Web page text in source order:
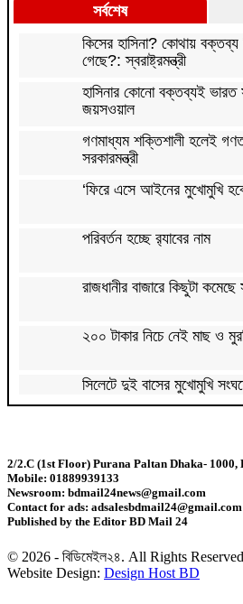
সর্বশেষ
কিসের হাসিনা? কোথায় বক্তব্য
গেছে?: স্বরাষ্ট্রমন্ত্রী
হাসিনার কোনো বক্তব্যই ভারত
জয়সওয়াল
গণমাধ্যম শক্তিশালী হলেই
সরকারমন্ত্রী
‘ফিরে এসে আইনের মুখোমুখি
পরিবর্তন হচ্ছে র‌্যাবের নাম
রাজধানীর বাজারে কিছুটা
২০০ টাকার নিচে নেই মাছ ও
সিলেটে দুই বাসের মুখোমুখি
বগুড়ায় বাসচাপায় নিহত ৬
জন্মসূত্রে মার্কিন নাগরিকত্ব
ট্রাম্প
জুলাই গণঅভ্যুত্থান বিতর্কিত
2/2.C (1st Floor) Purana Paltan Dhaka- 1000,
Mobile: 01889939133
Newsroom: bdmail24news@gmail.com
Contact for ads: adsalesbdmail24@gmail.com
Published by the Editor BD Mail 24
© 2026 - বিডিমেইল২৪. All Rights
Website Design: Design Host BD